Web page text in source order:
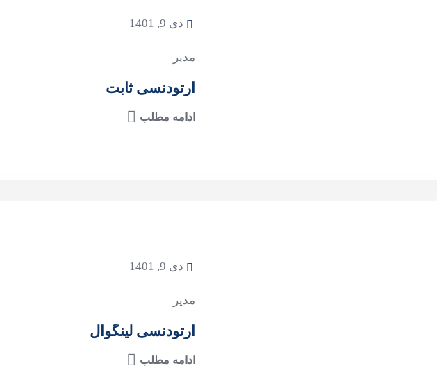
دی 9, 1401
مدیر
ارتودنسی ثابت
ادامه مطلب
دی 9, 1401
مدیر
ارتودنسی لینگوال
ادامه مطلب